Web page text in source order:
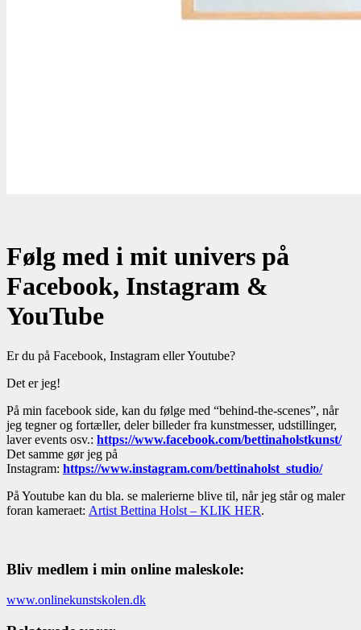
Følg med i mit univers på
Facebook, Instagram &
YouTube
Er du på Facebook, Instagram eller Youtube?
Det er jeg!
På min facebook side, kan du følge med “behind-the-scenes”, når
jeg tegner og fortæller, deler billeder fra kunstmesser, udstillinger,
laver events osv.: https://www.facebook.com/bettinaholstkunst/
Det samme gør jeg på
Instagram: https://www.instagram.com/bettinaholst_studio/
På Youtube kan du bla. se malerierne blive til, når jeg står og maler
foran kameraet: Artist Bettina Holst – KLIK HER.
Bliv medlem i min online maleskole:
www.onlinekunstskolen.dk